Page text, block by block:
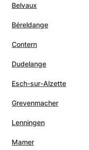
Belvaux
Béreldange
Contern
Dudelange
Esch-sur-Alzette
Grevenmacher
Lenningen
Mamer